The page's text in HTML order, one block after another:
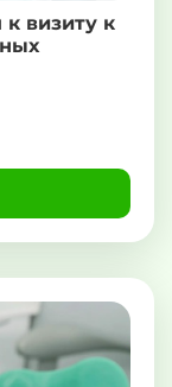
к визиту к